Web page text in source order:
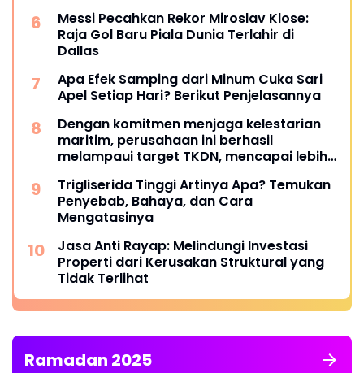
Messi Pecahkan Rekor Miroslav Klose:
Raja Gol Baru Piala Dunia Terlahir di
Dallas
Apa Efek Samping dari Minum Cuka Sari
Apel Setiap Hari? Berikut Penjelasannya
Dengan komitmen menjaga kelestarian
maritim, perusahaan ini berhasil
melampaui target TKDN, mencapai lebih
Trigliserida Tinggi Artinya Apa? Temukan
Penyebab, Bahaya, dan Cara
Mengatasinya
Jasa Anti Rayap: Melindungi Investasi
Properti dari Kerusakan Struktural yang
Tidak Terlihat
Ramadan 2025